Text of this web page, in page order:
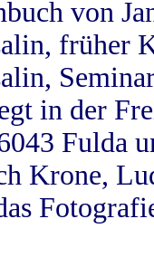
von
früher
in der
Fulda
Krone,